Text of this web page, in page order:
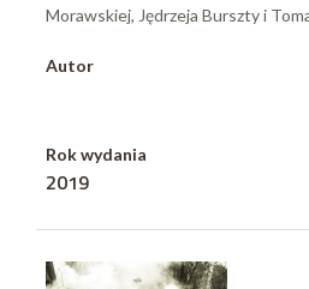
Morawskiej, Jędrzeja Burszty i
Autor
Rok wydania
2019